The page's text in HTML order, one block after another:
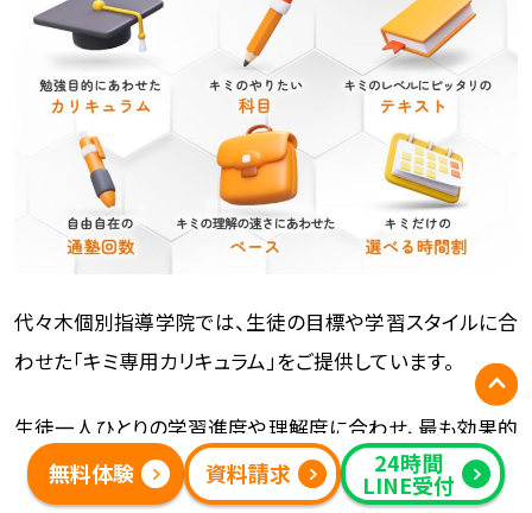
代々木個別指導学院では、生徒の目標や学習スタイルに合
わせた「キミ専用カリキュラム」をご提供しています。
生徒一人ひとりの学習進度や理解度に合わせ、最も効果的
な学習プランを設計します。
無料体験 資料請求 24時間
LINE受付